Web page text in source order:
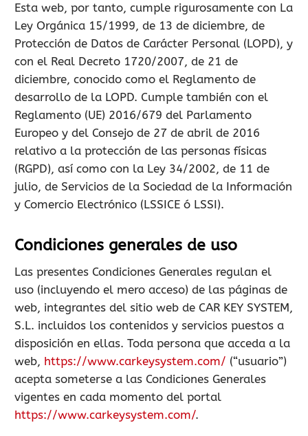
Esta web, por tanto, cumple rigurosamente con La
Ley Orgánica 15/1999, de 13 de diciembre, de
Protección de Datos de Carácter Personal (LOPD), y
con el Real Decreto 1720/2007, de 21 de
diciembre, conocido como el Reglamento de
desarrollo de la LOPD. Cumple también con el
Reglamento (UE) 2016/679 del Parlamento
Europeo y del Consejo de 27 de abril de 2016
relativo a la protección de las personas físicas
(RGPD), así como con la Ley 34/2002, de 11 de
julio, de Servicios de la Sociedad de la Información
y Comercio Electrónico (LSSICE ó LSSI).
Condiciones generales de uso
Las presentes Condiciones Generales regulan el
uso (incluyendo el mero acceso) de las páginas de
web, integrantes del sitio web de CAR KEY SYSTEM,
S.L. incluidos los contenidos y servicios puestos a
disposición en ellas. Toda persona que acceda a la
web, https://www.carkeysystem.com/ (“usuario”)
acepta someterse a las Condiciones Generales
vigentes en cada momento del portal
https://www.carkeysystem.com/.